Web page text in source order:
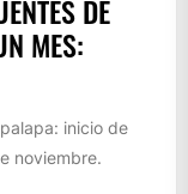
DE
MES:
inicio de
noviembre.